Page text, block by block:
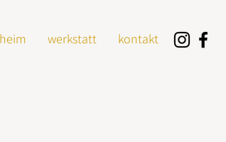
werkstatt kontakt